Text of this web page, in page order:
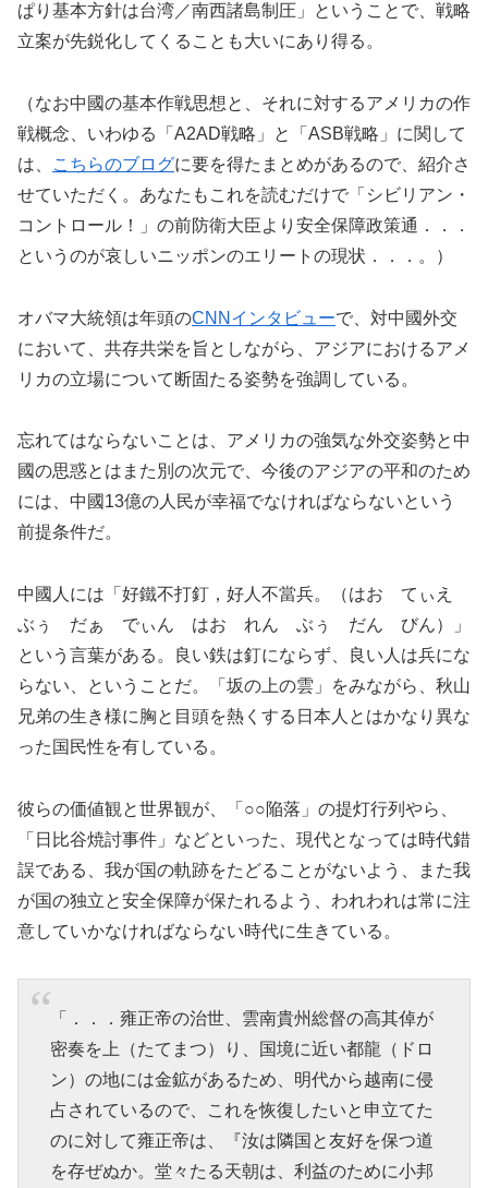
ぱり基本方針は台湾／南西諸島制圧」ということで、戦略
立案が先鋭化してくることも大いにあり得る。
（なお中國の基本作戦思想と、それに対するアメリカの作
戦概念、いわゆる「A2AD戦略」と「ASB戦略」に関して
は、
こちらのブログに要を得たまとめがあるので、紹介さ
せていただく。あなたもこれを読むだけで「シビリアン・
コントロール！」の前防衛大臣より安全保障政策通．．．
というのが哀しいニッポンのエリートの現状．．．。）
オバマ大統領は年頭のCNNインタビューで、対中國外交
において、共存共栄を旨としながら、アジアにおけるアメ
リカの立場について断固たる姿勢を強調している。
忘れてはならないことは、アメリカの強気な外交姿勢と中
國の思惑とはまた別の次元で、今後のアジアの平和のため
には、中國13億の人民が幸福でなければならないという
前提条件だ。
中國人には「好鐵不打釘，好人不當兵。（はお てぃえ
ぶぅ だぁ でぃん はお れん ぶぅ だん びん）」
という言葉がある。良い鉄は釘にならず、良い人は兵にな
らない、ということだ。「坂の上の雲」をみながら、秋山
兄弟の生き様に胸と目頭を熱くする日本人とはかなり異な
った国民性を有している。
彼らの価値観と世界観が、「○○陥落」の提灯行列やら、
「日比谷焼討事件」などといった、現代となっては時代錯
誤である、我が国の軌跡をたどることがないよう、また我
が国の独立と安全保障が保たれるよう、われわれは常に注
意していかなければならない時代に生きている。
「．．．雍正帝の治世、雲南貴州総督の高其倬が
密奏を上（たてまつ）り、国境に近い都龍（ドロ
ン）の地には金鉱があるため、明代から越南に侵
占されているので、これを恢復したいと申立てた
のに対して雍正帝は、『汝は隣国と友好を保つ道
を存ぜぬか。堂々たる天朝は、利益のために小邦